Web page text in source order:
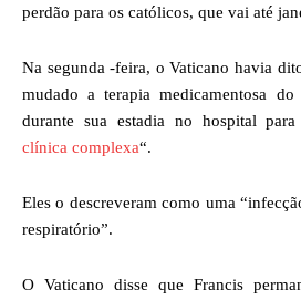
perdão para os católicos, que vai até
Na segunda -feira, o Vaticano havia
mudado a terapia medicamentosa
durante sua estadia no hospital
clínica complexa“.
Eles o descreveram como uma
respiratório”.
O Vaticano disse que Francis